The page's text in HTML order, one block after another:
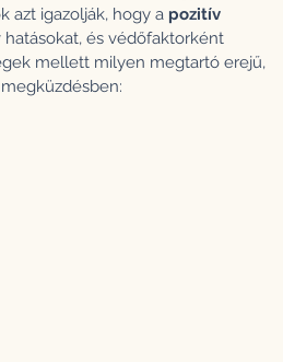
azt igazolják, hogy a pozitív
és védőfaktorként
mellett milyen megtartó erejű,